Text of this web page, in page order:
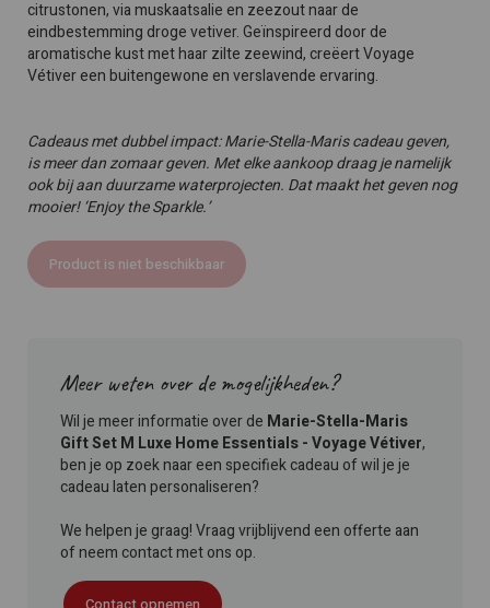
citrustonen, via muskaatsalie en zeezout naar de
eindbestemming droge vetiver. Geïnspireerd door de
aromatische kust met haar zilte zeewind, creëert Voyage
Vétiver een buitengewone en verslavende ervaring.
Cadeaus met dubbel impact: Marie-Stella-Maris cadeau geven,
is meer dan zomaar geven. Met elke aankoop draag je namelijk
ook bij aan duurzame waterprojecten. Dat maakt het geven nog
mooier! ‘Enjoy the Sparkle.’
Product is niet beschikbaar
Meer weten over de mogelijkheden?
Wil je meer informatie over de Marie-Stella-Maris
Gift Set M Luxe Home Essentials - Voyage Vétiver,
ben je op zoek naar een specifiek cadeau of wil je je
cadeau laten personaliseren?
We helpen je graag! Vraag vrijblijvend een offerte aan
of neem contact met ons op.